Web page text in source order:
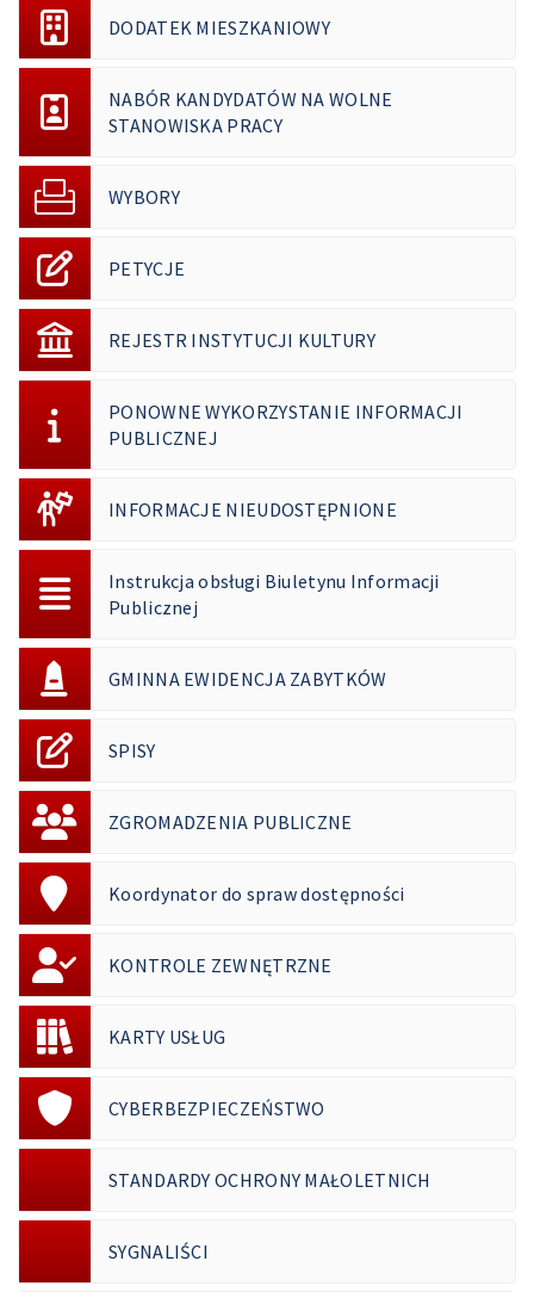
DODATEK MIESZKANIOWY
NABÓR KANDYDATÓW NA WOLNE
STANOWISKA PRACY
WYBORY
PETYCJE
REJESTR INSTYTUCJI KULTURY
PONOWNE WYKORZYSTANIE INFORMACJI
PUBLICZNEJ
INFORMACJE NIEUDOSTĘPNIONE
Instrukcja obsługi Biuletynu Informacji
Publicznej
GMINNA EWIDENCJA ZABYTKÓW
SPISY
ZGROMADZENIA PUBLICZNE
Koordynator do spraw dostępności
KONTROLE ZEWNĘTRZNE
KARTY USŁUG
CYBERBEZPIECZEŃSTWO
STANDARDY OCHRONY MAŁOLETNICH
SYGNALIŚCI